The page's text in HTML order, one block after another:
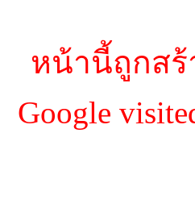
หน้านี้ถูกสร้
Google